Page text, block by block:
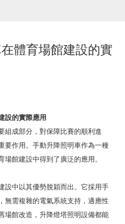
體育場館建設的實
設的實際應用
組成部分，對保障比賽的順利進
要作用。手動升降照明車作為一種
場館建設中得到了廣泛的應用。
設中以其優勢脫穎而出。它採用手
無需複雜的電氣系統支持，適應性
場館改造，升降燈塔照明設備都能